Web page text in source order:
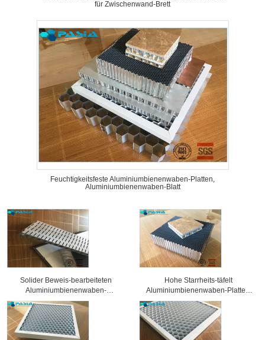
für Zwischenwand-Brett
Feuchtigkeitsfeste Aluminiumbienenwaben-Platten,
Aluminiumbienenwaben-Blatt
Solider Beweis-bearbeiteten
Aluminiumbienenwaben-
Sandwich-Platten
Oberflächenbehandlung
Hohe Starrheits-täfelt
Aluminiumbienenwaben-Platten,
Wabenkern 25 Millimeter Stärke-